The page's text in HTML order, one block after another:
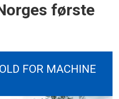
første
FOR MACHINE